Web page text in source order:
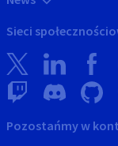
Sieci
Pozostańmy w